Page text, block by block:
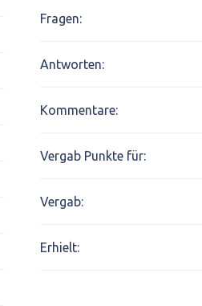
Fragen:
Antworten:
Kommentare:
Vergab Punkte für:
Vergab:
Erhielt: